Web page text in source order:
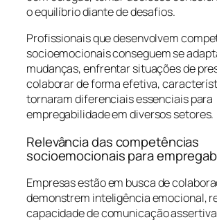
o equilíbrio diante de desafios.
Profissionais que desenvolvem
socioemocionais conseguem se
mudanças, enfrentar situações de
colaborar de forma efetiva,
tornaram diferenciais essenciais para
empregabilidade em diversos setores.
Relevância das competências
socioemocionais para
Empresas estão em busca de
demonstrem inteligência emocional,
capacidade de comunicação